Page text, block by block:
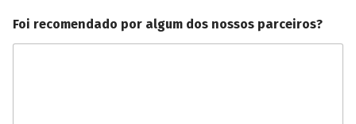
t
e
Foi recomendado por algum dos nossos parceiros?